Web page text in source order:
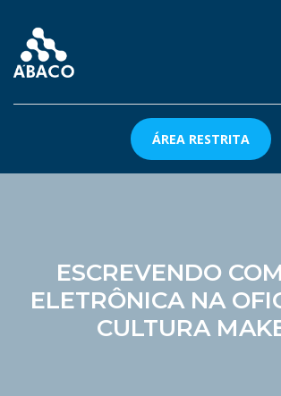
ÁREA RESTRITA
ESCREVENDO
ELETRÔNICA NA
CULTURA